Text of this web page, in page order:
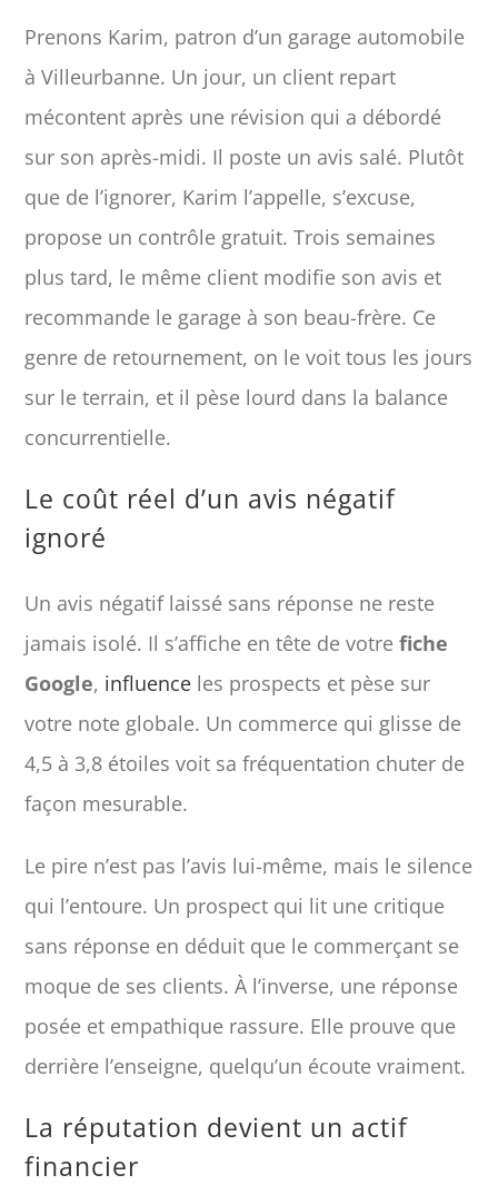
Prenons Karim, patron d’un garage automobile
à Villeurbanne. Un jour, un client repart
mécontent après une révision qui a débordé
sur son après-midi. Il poste un avis salé. Plutôt
que de l’ignorer, Karim l’appelle, s’excuse,
propose un contrôle gratuit. Trois semaines
plus tard, le même client modifie son avis et
recommande le garage à son beau-frère. Ce
genre de retournement, on le voit tous les jours
sur le terrain, et il pèse lourd dans la balance
concurrentielle.
Le coût réel d’un avis négatif
ignoré
Un avis négatif laissé sans réponse ne reste
jamais isolé. Il s’affiche en tête de votrefiche
Google, influence les prospects et pèse sur
votre note globale. Un commerce qui glisse de
4,5 à 3,8 étoiles voit sa fréquentation chuter de
façon mesurable.
Le pire n’est pas l’avis lui-même, mais le silence
qui l’entoure. Un prospect qui lit une critique
sans réponse en déduit que le commerçant se
moque de ses clients. À l’inverse, une réponse
posée et empathique rassure. Elle prouve que
derrière l’enseigne, quelqu’un écoute vraiment.
La réputation devient un actif
financier